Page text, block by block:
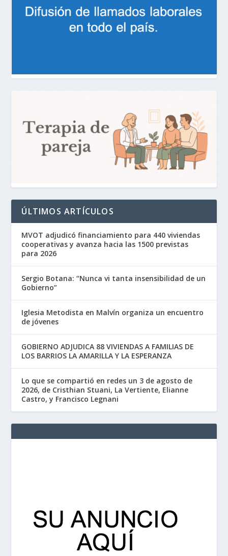
ÚLTIMOS ARTÍCULOS
MVOT adjudicó financiamiento para 440 viviendas
cooperativas y avanza hacia las 1500 previstas
para 2026
Sergio Botana: “Nunca vi tanta insensibilidad de un
Gobierno”
Iglesia Metodista en Malvín organiza un encuentro
de jóvenes
GOBIERNO ADJUDICA 88 VIVIENDAS A FAMILIAS DE
LOS BARRIOS LA AMARILLA Y LA ESPERANZA
Lo que se compartió en redes un 3 de agosto de
2026, de Cristhian Stuani, La Vertiente, Elianne
Castro, y Francisco Legnani